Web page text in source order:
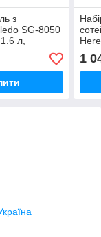
з
SG-8050
л,
см
1